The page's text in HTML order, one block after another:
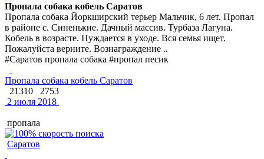
Пропала собака кобель Саратов
Пропала собака Йоркширский терьер Мальчик, 6 лет. Пропал
в районе с. Синенькие. Дачный массив. Турбаза Лагуна.
Кобель в возрасте. Нуждается в уходе. Вся семья ищет.
Пожалуйста верните. Вознаграждение ..
#Саратов пропала собака #пропал песик
Пропала собака кобель Саратов
21310
2753
2 июля 2018
пропала
Саратов